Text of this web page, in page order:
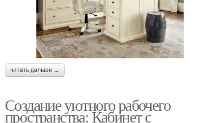
читать дальше →
Создание уютного рабочего
пространства: Кабинет с